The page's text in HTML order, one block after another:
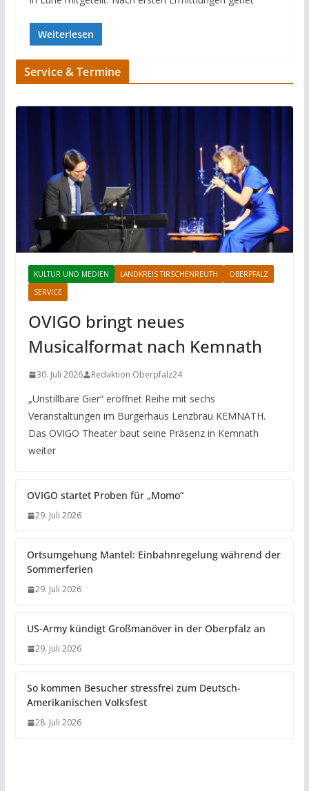
Weiterlesen
Service & Termine
KULTUR UND MEDIEN LANDKREIS TIRSCHENREUTH
OBERPFALZ
SERVICE
OVIGO bringt neues
Musicalformat nach Kemnath
30. Juli 2026 Redaktion Oberpfalz24
„Unstillbare Gier“ eröffnet Reihe mit sechs
Veranstaltungen im Bürgerhaus Lenzbräu KEMNATH.
Das OVIGO Theater baut seine Präsenz in Kemnath
weiter
OVIGO startet Proben für „Momo“
29. Juli 2026
Ortsumgehung Mantel: Einbahnregelung während der
Sommerferien
29. Juli 2026
US-Army kündigt Großmanöver in der Oberpfalz an
29. Juli 2026
So kommen Besucher stressfrei zum Deutsch-
Amerikanischen Volksfest
28. Juli 2026